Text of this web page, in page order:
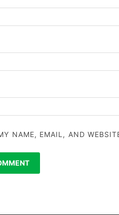
NAME, EMAIL, AND